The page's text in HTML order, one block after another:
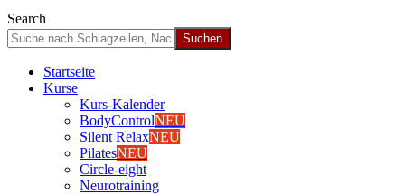
Search
Start­sei­te
Kur­se
Kurs-Kalen­­der
Body­Con­trolNEU
Silent RelaxNEU
Pila­tesNEU
Cir­cle-eight
Neu­ro­trai­ning